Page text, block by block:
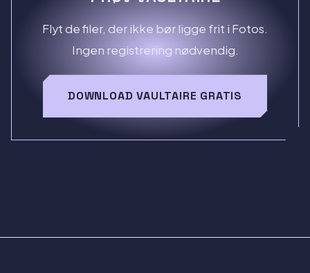
Flyt de filer, der ikke bør ligge frit i Fotos.
Ingen registrering nødvendig.
DOWNLOAD VAULTAIRE GRATIS